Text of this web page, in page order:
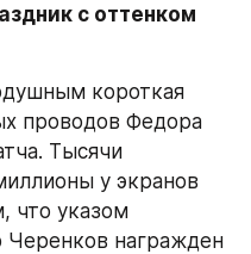
с оттенком
короткая
проводов Федора
Тысячи
у экранов
что указом
Черенков награжден